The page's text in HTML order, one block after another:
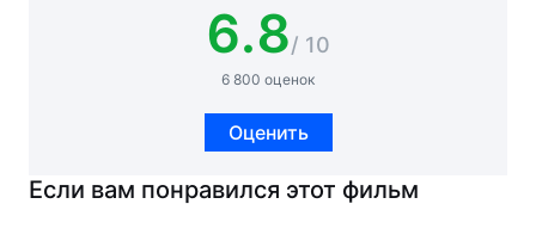
6.8/ 10
6 800 оценок
Оценить
Если вам понравился этот фильм